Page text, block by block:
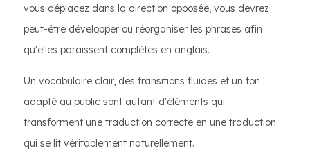
vous déplacez dans la direction opposée, vous devrez
peut-être développer ou réorganiser les phrases afin
qu'elles paraissent complètes en anglais.
Un vocabulaire clair, des transitions fluides et un ton
adapté au public sont autant d'éléments qui
transforment une traduction correcte en une traduction
qui se lit véritablement naturellement.